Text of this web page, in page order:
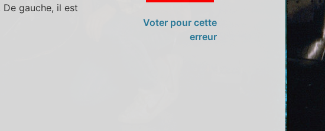
gauche, il est
Voter pour cette
erreur